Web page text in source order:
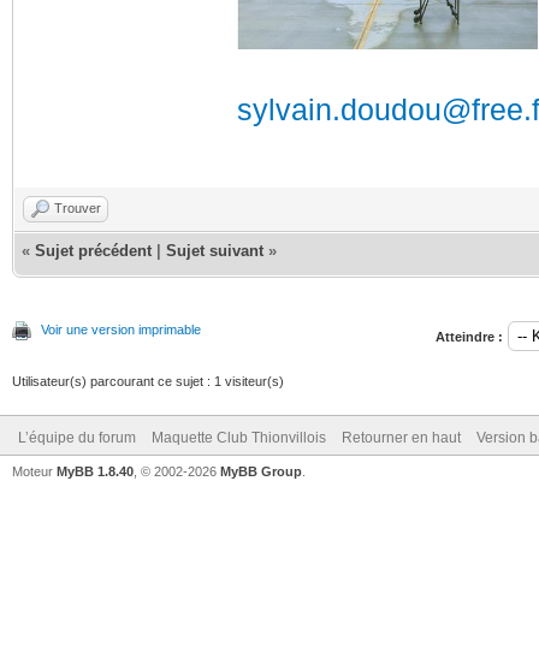
Trouver
« Sujet précédent Sujet suivant »
Voir une version imprimable Atteindre :
Utilisateur(s) parcourant ce sujet : 1 visiteur(s)
L’équipe du forum Maquette Club Thionvillois Retourner en haut Version
Moteur MyBB 1.8.40 , © 2002-2026 MyBB Group